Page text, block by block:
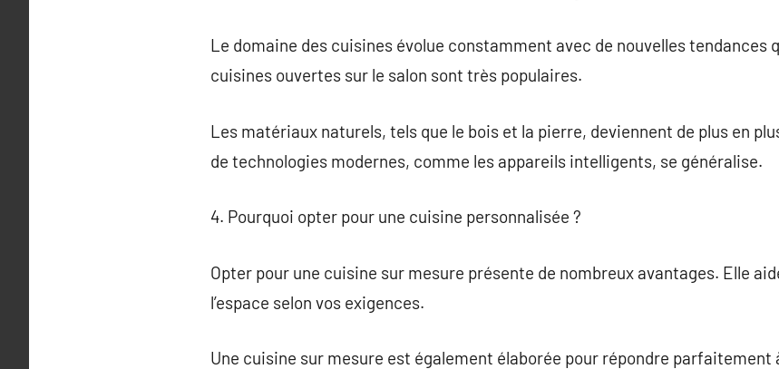
Le domaine des cuisines évolue constamment avec de nouvelles tendances
cuisines ouvertes sur le salon sont très populaires.
Les matériaux naturels, tels que le bois et la pierre, deviennent de plus en
de technologies modernes, comme les appareils intelligents, se généralise.
4. Pourquoi opter pour une cuisine personnalisée ?
Opter pour une cuisine sur mesure présente de nombreux avantages. Elle
l’espace selon vos exigences.
Une cuisine sur mesure est également élaborée pour répondre parfaitement